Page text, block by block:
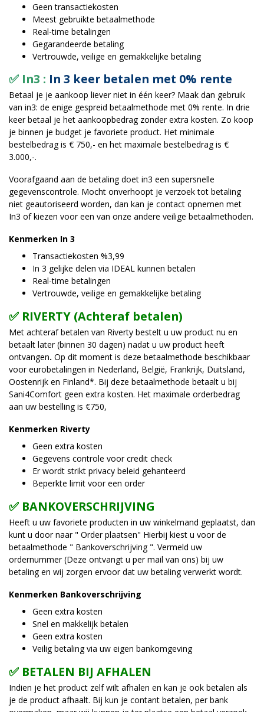
Geen transactiekosten
Meest gebruikte betaalmethode
Real-time betalingen
Gegarandeerde betaling
Vertrouwde, veilige en gemakkelijke betaling
✅ In3 : In 3 keer betalen met 0% rente
Betaal je je aankoop liever niet in één keer? Maak dan gebruik
van in3: de enige gespreid betaalmethode met 0% rente. In drie
keer betaal je het aankoopbedrag zonder extra kosten. Zo koop
je binnen je budget je favoriete product. Het minimale
bestelbedrag is € 750,- en het maximale bestelbedrag is €
3.000,-.
Voorafgaand aan de betaling doet in3 een supersnelle
gegevenscontrole. Mocht onverhoopt je verzoek tot betaling
niet geautoriseerd worden, dan kan je contact opnemen met
In3 of kiezen voor een van onze andere veilige betaalmethoden.
Kenmerken In 3
Transactiekosten %3,99
In 3 gelijke delen via IDEAL kunnen betalen
Real-time betalingen
Vertrouwde, veilige en gemakkelijke betaling
✅ RIVERTY (Achteraf betalen)
Met achteraf betalen van Riverty bestelt u uw product nu en
betaalt later (binnen 30 dagen) nadat u uw product heeft
ontvangen. Op dit moment is deze betaalmethode beschikbaar
voor eurobetalingen in Nederland, België, Frankrijk, Duitsland,
Oostenrijk en Finland*. Bij deze betaalmethode betaalt u bij
Sani4Comfort geen extra kosten. Het maximale orderbedrag
aan uw bestelling is €750,
Kenmerken Riverty
Geen extra kosten
Gegevens controle voor credit check
Er wordt strikt privacy beleid gehanteerd
Beperkte limit voor een order
✅ BANKOVERSCHRIJVING
Heeft u uw favoriete producten in uw winkelmand geplaatst, dan
kunt u door naar " Order plaatsen" Hierbij kiest u voor de
betaalmethode " Bankoverschrijving ". Vermeld uw
ordernummer (Deze ontvangt u per mail van ons) bij uw
betaling en wij zorgen ervoor dat uw betaling verwerkt wordt.
Kenmerken Bankoverschrijving
Geen extra kosten
Snel en makkelijk betalen
Geen extra kosten
Veilig betaling via uw eigen bankomgeving
✅ BETALEN BIJ AFHALEN
Indien je het product zelf wilt afhalen en kan je ook betalen als
je de product afhaalt. Bij kun je contant betalen, per bank